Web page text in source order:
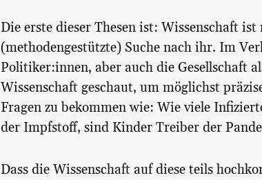
Die erste dieser Thesen ist: Wissenschaft
(methodengestützte) Suche nach ihr. Im
Politiker:innen, aber auch die Gesellschaft
Wissenschaft geschaut, um möglichst
Fragen zu bekommen wie: Wie viele
der Impfstoff, sind Kinder Treiber der
Dass die Wissenschaft auf diese teils